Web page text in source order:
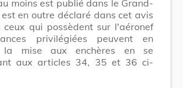
moins est publié dans le Grand-
est en outre déclaré dans cet avis
ceux qui possèdent sur l'aéronef
privilégiées peuvent en
la mise aux enchères en se
aux articles 34, 35 et 36 ci-